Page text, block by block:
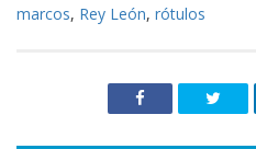
marcos, Rey León, rótulos